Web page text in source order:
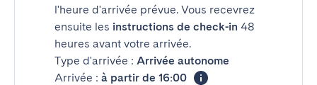
l'heure d'arrivée prévue. Vous recevrez
ensuite les instructions de check-in 48
heures avant votre arrivée.
Type d'arrivée : Arrivée autonome
Arrivée : à partir de 16:00